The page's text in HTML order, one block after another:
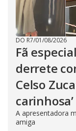
DO R7/01/08/2026
Fã
derrete
Celso
carinhosa’
A apresentadora
amiga